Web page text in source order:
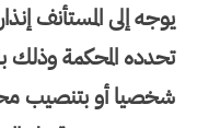
يوجه إلى المستأنف
تحدده المحكمة وذلك
شخصيا أو بتنصيب